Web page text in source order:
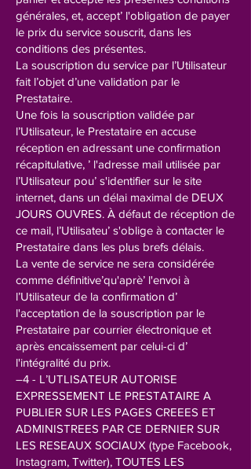
générales, et, accept’ l'obligation de payer
le prix du service souscrit, dans les
conditions des présentes.
La souscription du service par l’Utilisateur
fait l’objet d’une validation par le
Prestataire.
Une fois la souscription validée par
l’Utilisateur, le Prestataire en accuse
réception en adressant une confirmation
récapitulative, ’ l'adresse mail utilisée par
l’Utilisateur pou’ s'identifier sur le site
internet, dans un délai maximal de DEUX
JOURS OUVRES. À défaut de réception de
ce mail, l’Utilisateu’ s'oblige à contacter le
Prestataire dans les plus brefs délais.
La vente de service ne sera considérée
comme définitive’qu'aprè’ l'envoi à
l’Utilisateur de la confirmation d’
l'acceptation de la souscription par le
Prestataire par courrier électronique et
après encaissement par celui-ci d’
l'intégralité du prix.
–4 - L’UTLISATEUR AUTORISE
EXPRESSEMENT LE PRESTATAIRE A
PUBLIER SUR LES PAGES CREEES ET
ADMINISTREES PAR CE DERNIER SUR
LES RESEAUX SOCIAUX (type Facebook,
Instagram, Twitter), TOUTES LES